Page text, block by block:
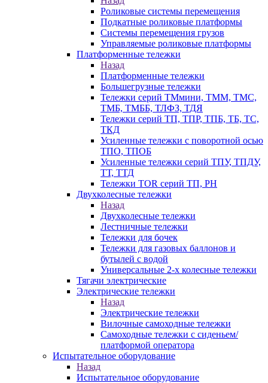
Роликовые системы перемещения
Подкатные роликовые платформы
Системы перемещения грузов
Управляемые роликовые платформы
Платформенные тележки
Назад
Платформенные тележки
Большегрузные тележки
Тележки серий ТМмини, ТММ, ТМС,
ТМБ, ТМББ, ТЛФЗ, ТДЯ
Тележки серий ТП, ТПР, ТПБ, ТБ, ТС,
ТКД
Усиленные тележки с поворотной осью
ТПО, ТПОБ
Усиленные тележки серий ТПУ, ТПДУ,
ТТ, ТТД
Тележки TOR серий ТП, PH
Двухколесные тележки
Назад
Двухколесные тележки
Лестничные тележки
Тележки для бочек
Тележки для газовых баллонов и
бутылей с водой
Универсальные 2-х колесные тележки
Тягачи электрические
Электрические тележки
Назад
Электрические тележки
Вилочные самоходные тележки
Самоходные тележки с сиденьем/
платформой оператора
Испытательное оборудование
Назад
Испытательное оборудование